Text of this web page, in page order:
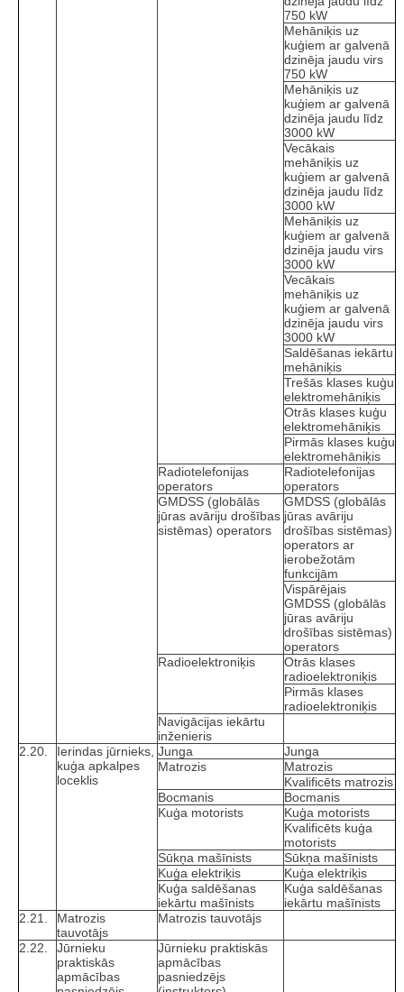
750 kW
Mehāniķis uz
kuģiem ar galvenā
dzinēja jaudu virs
750 kW
Mehāniķis uz
kuģiem ar galvenā
dzinēja jaudu līdz
3000 kW
Vecākais
mehāniķis uz
kuģiem ar galvenā
dzinēja jaudu līdz
3000 kW
Mehāniķis uz
kuģiem ar galvenā
dzinēja jaudu virs
3000 kW
Vecākais
mehāniķis uz
kuģiem ar galvenā
dzinēja jaudu virs
3000 kW
Saldēšanas iekārtu
mehāniķis
Trešās klases kuģu
elektromehāniķis
Otrās klases kuģu
elektromehāniķis
Pirmās klases kuģu
elektromehāniķis
Radiotelefonijas
operators
Radiotelefonijas
operators
GMDSS (globālās
jūras avāriju drošības
sistēmas) operators
GMDSS (globālās
jūras avāriju
drošības sistēmas)
operators ar
ierobežotām
funkcijām
Vispārējais
GMDSS (globālās
jūras avāriju
drošības sistēmas)
operators
Radioelektroniķis
Otrās klases
radioelektroniķis
Pirmās klases
radioelektroniķis
Navigācijas iekārtu
inženieris
2.20.
Ierindas jūrnieks,
kuģa apkalpes
loceklis
Junga
Junga
Matrozis
Matrozis
Kvalificēts matrozis
Bocmanis
Bocmanis
Kuģa motorists
Kuģa motorists
Kvalificēts kuģa
motorists
Sūkņa mašīnists
Sūkņa mašīnists
Kuģa elektriķis
Kuģa elektriķis
Kuģa saldēšanas
iekārtu mašīnists
Kuģa saldēšanas
iekārtu mašīnists
2.21.
Matrozis
tauvotājs
Matrozis tauvotājs
2.22.
Jūrnieku
praktiskās
apmācības
Jūrnieku praktiskās
apmācības
pasniedzējs